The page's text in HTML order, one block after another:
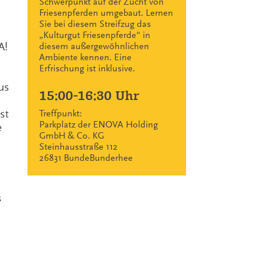
Friesenpferden umgebaut. Lernen
Sie bei diesem Streifzug das
„Kulturgut Friesenpferde“ in
diesem außergewöhnlichen
Ambiente kennen. Eine
Erfrischung ist inklusive.
15:00-16:30 Uhr
Treffpunkt:
Parkplatz der ENOVA Holding
GmbH & Co. KG
Steinhausstraße 112
26831 BundeBunderhee